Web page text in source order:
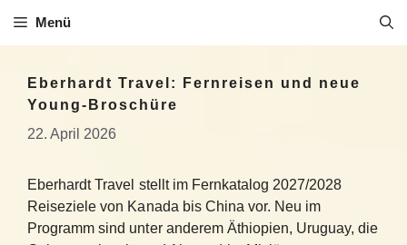
Inhalt
Menü
Eberhardt Travel: Fernreisen und neue
Young-Broschüre
22. April 2026
Eberhardt Travel stellt im Fernkatalog 2027/2028
Reiseziele von Kanada bis China vor. Neu im
Programm sind unter anderem Äthiopien, Uruguay, die